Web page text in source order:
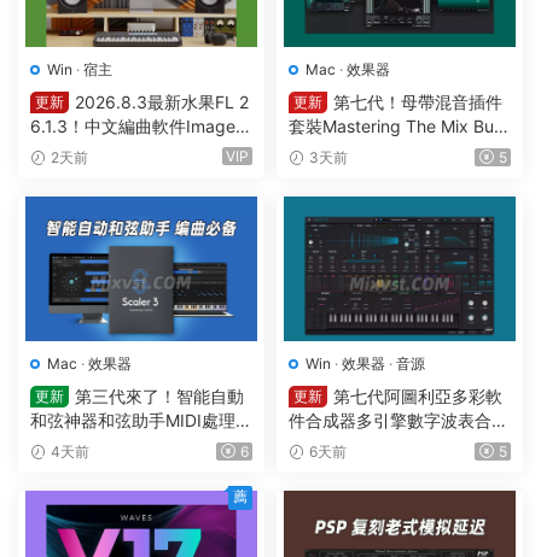
Win · 宿主
更新
2026.8.3最新水果FL 2
6.1.3！中文編曲軟件Image-L
ine – FL Studio Producer Edi
ugins WIN
2天前 VIP
Mac · 效果器
更新 第七代！母帶混音插件
套裝Mastering The Mix Bun
dle v2026.7.21 U2B MAC-M
3天前 5
Mac · 效果器
更新 第三代來了！智能自動
和弦神器和弦助手MIDI處理Pl
ugin Boutique – Scaler 3 v3.
4天前 6
Win · 效果器 · 音源
更新 第七代阿圖利亞多彩軟
件合成器多引擎數字波表合成
器 Arturia Pigments v7.0.1 C
6天前 5
薦